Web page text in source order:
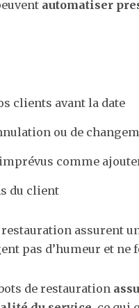
automatiser
clients avant la date
ou de
comme
du client
assurent
pas d’humeur et ne
de restauration